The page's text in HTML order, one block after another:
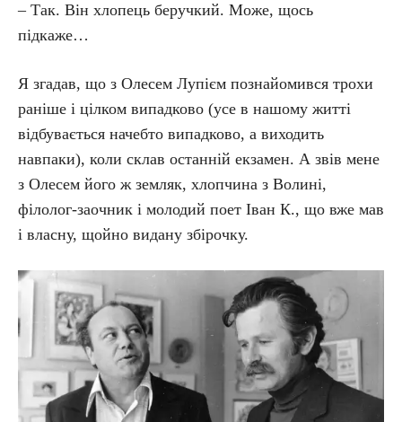
– Так. Він хлопець беручкий. Може, щось
підкаже…
Я згадав, що з Олесем Лупієм познайомився трохи
раніше і цілком випадково (усе в нашому житті
відбувається начебто випадково, а виходить
навпаки), коли склав останній екзамен. А звів мене
з Олесем його ж земляк, хлопчина з Волині,
філолог-заочник і молодий поет Іван К., що вже мав
і власну, щойно видану збірочку.